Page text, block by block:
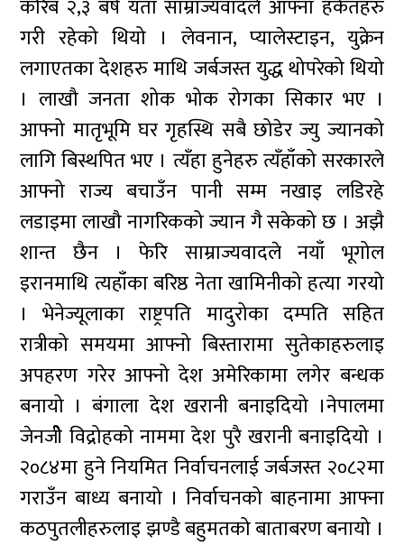
करिब २,३ बर्ष यता साम्राज्यवादले आफ्ना हर्कतहरु
गरी रहेको थियो । लेवनान, प्यालेस्टाइन, युक्रेन
लगाएतका देशहरु माथि जर्बजस्त युद्ध थोपरेको थियो
। लाखौ जनता शोक भोक रोगका सिकार भए ।
आफ्नो मातृभूमि घर गृहस्थि सबै छोडेर ज्यु ज्यानको
लागि बिस्थपित भए । त्यँहा हुनेहरु त्यँहाँको सरकारले
आफ्नो राज्य बचाउँन पानी सम्म नखाइ लडिरहे
लडाइमा लाखौ नागरिकको ज्यान गै सकेको छ । अझै
शान्त छैन । फेरि साम्राज्यवादले नयाँ भूगोल
इरानमाथि त्यहाँका बरिष्ठ नेता खामिनीको हत्या गरयो
। भेनेज्यूलाका राष्ट्रपति मादुरोका दम्पति सहित
रात्रीको समयमा आफ्नो बिस्तारामा सुतेकाहरुलाइ
अपहरण गरेर आफ्नो देश अमेरिकामा लगेर बन्धक
बनायो । बंगाला देश खरानी बनाइदियो ।नेपालमा
जेनजीे विद्रोहको नाममा देश पुरै खरानी बनाइदियो ।
२०८४मा हुने नियमित निर्वाचनलाई जर्बजस्त २०८२मा
गराउँन बाध्य बनायो । निर्वाचनको बाहनामा आफ्ना
कठपुतलीहरुलाइ झण्डै बहुमतको बाताबरण बनायो ।